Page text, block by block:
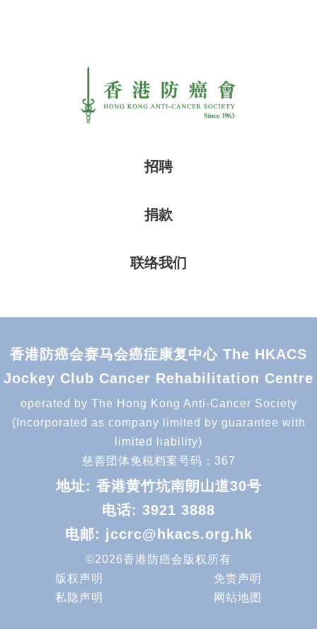
招聘
捐款
联络我们
香港防癌会赛马会癌症康复中心 The HKACS
Jockey Club Cancer Rehabilitation Centre
operated by The Hong Kong Anti-Cancer Society
(Incorporated as company limited by guarantee with
limited liability)
慈善团体免税档案号码：367
地址: 香港黄竹坑南朗山道30号
电话: 3921 3888
电邮: jccrc@hkacs.org.hk
©2026香港防癌会版权所有
版权声明
免责声明
私隐声明
网站地图